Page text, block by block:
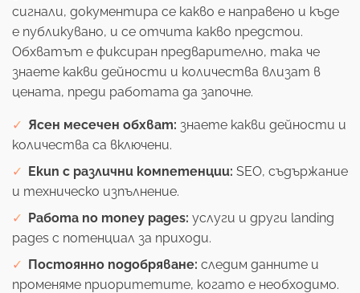
сигнали, документира се какво е направено и къде
е публикувано, и се отчита какво предстои.
Обхватът е фиксиран предварително, така че
знаете какви дейности и количества влизат в
цената, преди работата да започне.
Ясен месечен обхват: знаете какви дейности и
количества са включени.
Екип с различни компетенции: SEO, съдържание
и техническо изпълнение.
Работа по money pages: услуги и други landing
pages с потенциал за приходи.
Постоянно подобряване: следим данните и
променяме приоритетите, когато е необходимо.